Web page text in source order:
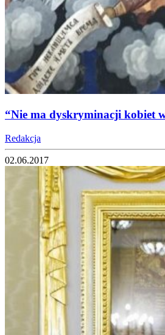
“Nie ma dyskryminacji kobiet
Redakcja
02.06.2017